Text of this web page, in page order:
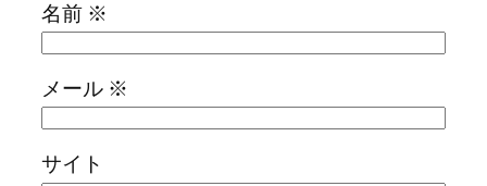
名前 ※
メール ※
サイト